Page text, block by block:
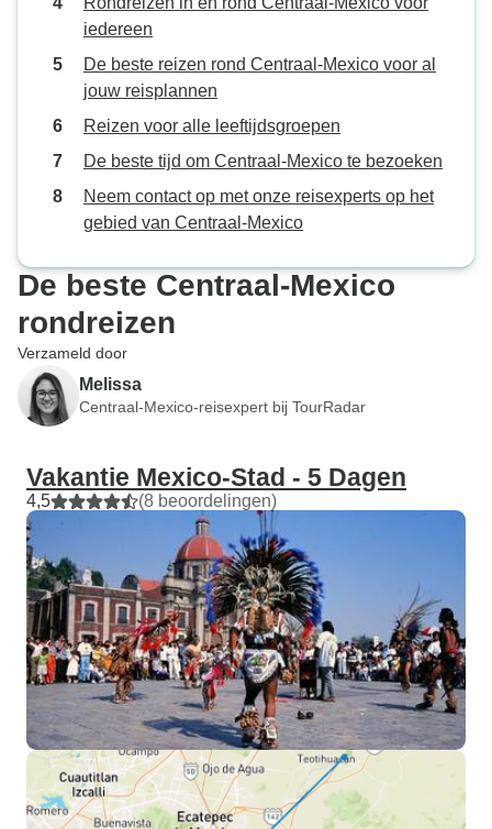
iedereen
De beste reizen rond Centraal-Mexico voor al
jouw reisplannen
Reizen voor alle leeftijdsgroepen
De beste tijd om Centraal-Mexico te bezoeken
Neem contact op met onze reisexperts op het
gebied van Centraal-Mexico
De beste Centraal-Mexico
rondreizen
Verzameld door
Melissa
Centraal-Mexico-reisexpert bij TourRadar
Vakantie Mexico-Stad - 5 Dagen
4,5 (8 beoordelingen)